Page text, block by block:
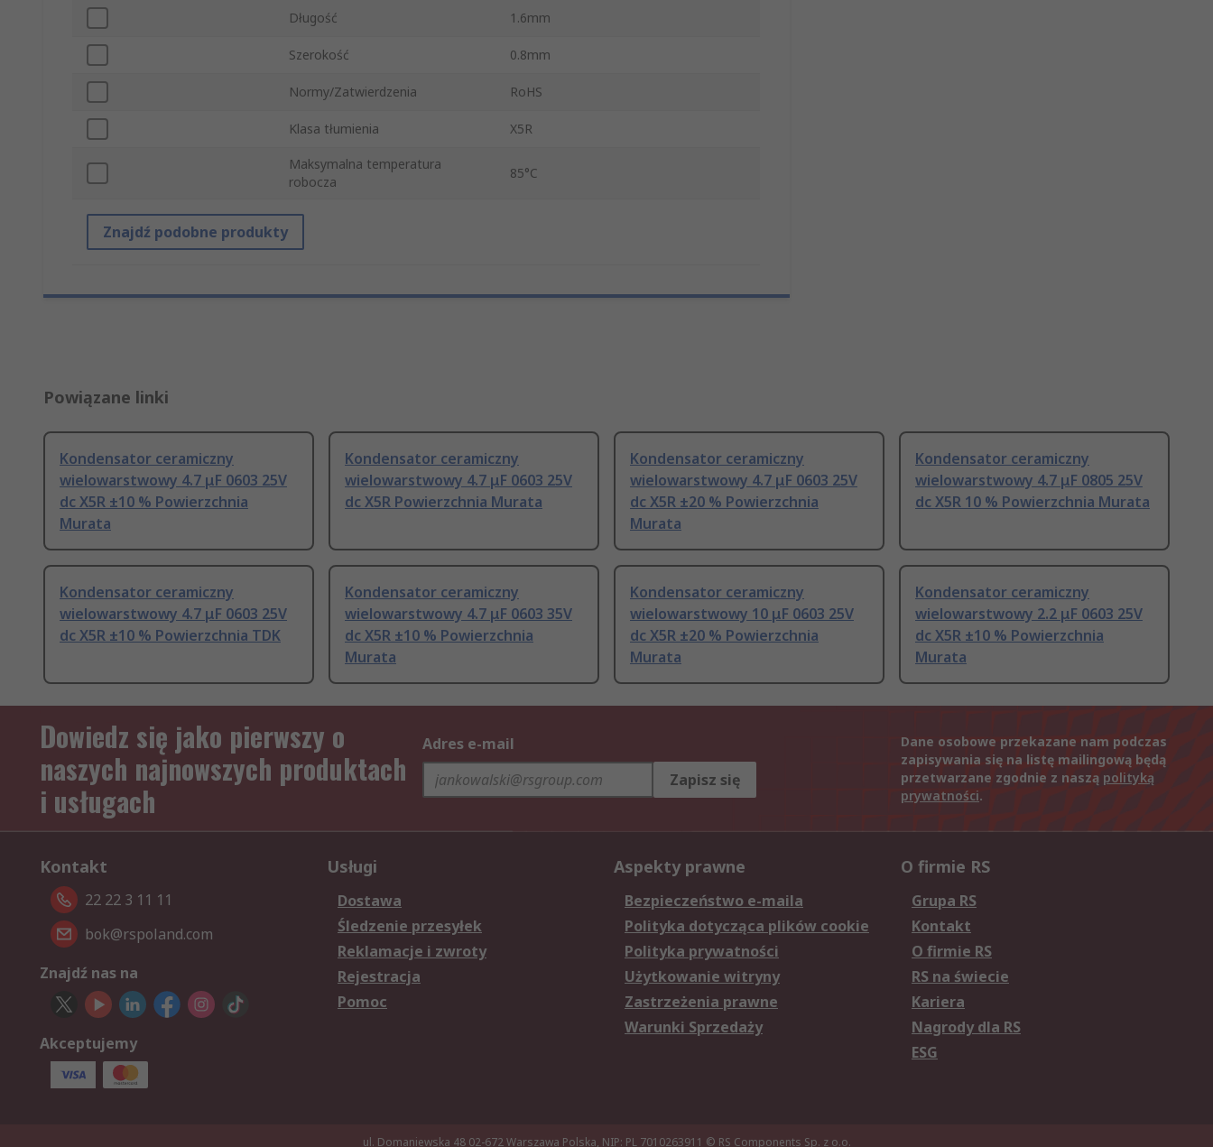
Długość 1.6mm
Szerokość 0.8mm
Normy/Zatwierdzenia RoHS
Klasa tłumienia X5R
Maksymalna temperatura
robocza
85°C
Znajdź podobne produkty
Powiązane linki
Kondensator ceramiczny
wielowarstwowy 4.7 μF 0603 25V
dc X5R ±10 % Powierzchnia
Murata
Kondensator ceramiczny
wielowarstwowy 4.7 μF 0603 25V
dc X5R Powierzchnia Murata
Kondensator ceramiczny
wielowarstwowy 4.7 μF 0603 25V
dc X5R ±20 % Powierzchnia
Murata
Kondensator ceramiczny
wielowarstwowy 4.7 μF 0805 25V
dc X5R 10 % Powierzchnia Murata
Kondensator ceramiczny
wielowarstwowy 4.7 μF 0603 25V
dc X5R ±10 % Powierzchnia TDK
Kondensator ceramiczny
wielowarstwowy 4.7 μF 0603 35V
dc X5R ±10 % Powierzchnia
Murata
Kondensator ceramiczny
wielowarstwowy 10 μF 0603 25V
dc X5R ±20 % Powierzchnia
Murata
Kondensator ceramiczny
wielowarstwowy 2.2 μF 0603 25V
dc X5R ±10 % Powierzchnia
Murata
Dowiedz się jako pierwszy o
naszych najnowszych produktach
i usługach
Adres e-mail
Zapisz się
Dane osobowe przekazane nam podczas
zapisywania się na listę mailingową będą
przetwarzane zgodnie z naszą polityką
prywatności.
Kontakt
22 22 3 11 11
bok@rspoland.com
Znajdź nas na
Akceptujemy
Usługi
Dostawa
Śledzenie przesyłek
Reklamacje i zwroty
Rejestracja
Pomoc
Aspekty prawne
Bezpieczeństwo e-maila
Polityka dotycząca plików cookie
Polityka prywatności
Użytkowanie witryny
Zastrzeżenia prawne
Warunki Sprzedaży
O firmie RS
Grupa RS
Kontakt
O firmie RS
RS na świecie
Kariera
Nagrody dla RS
ESG
ul. Domaniewska 48 02-672 Warszawa Polska, NIP: PL 7010263911 © RS Components Sp. z o.o.